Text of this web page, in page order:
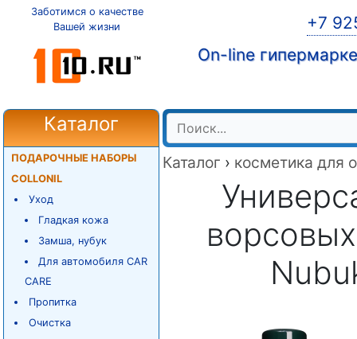
Заботимся о качестве
Вашей жизни
+7
On-line
Каталог
ПОДАРОЧНЫЕ НАБОРЫ
COLLONIL
Уход
Гладкая кожа
Замша, нубук
Для автомобиля CAR
CARE
Пропитка
Очистка
Каталог › косметика для